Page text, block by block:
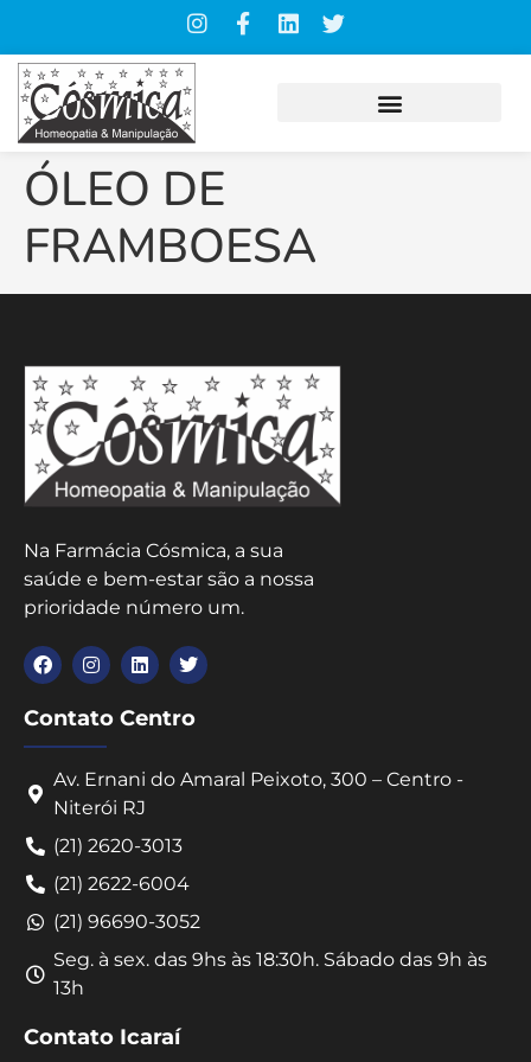
ÓLEO DE
FRAMBOESA
Na Farmácia Cósmica, a sua
saúde e bem-estar são a nossa
prioridade número um.
Contato Centro
Av. Ernani do Amaral Peixoto, 300 – Centro -
Niterói RJ
(21) 2620-3013
(21) 2622-6004
(21) 96690-3052
Seg. à sex. das 9hs às 18:30h. Sábado das 9h às
13h
Contato Icaraí